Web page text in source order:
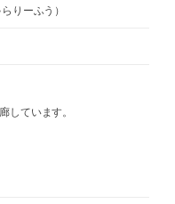
りーふう）
しています。